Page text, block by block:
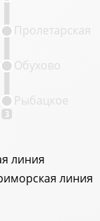
линия
линия
3
Рыбацкое
Обухово
Пролетарская